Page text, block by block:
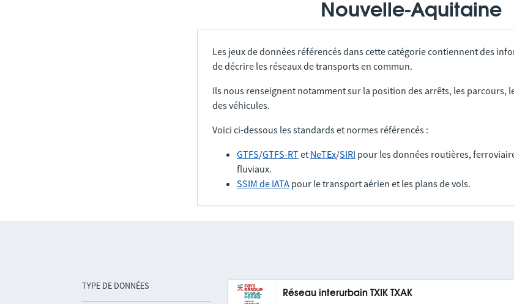
Nouvelle-Aquitaine
Les jeux de données référencés dans cette catégorie contiennent des
de décrire les réseaux de transports en commun.
Ils nous renseignent notamment sur la position des arrêts, les parcours,
des véhicules.
Voici ci-dessous les standards et normes référencés :
GTFS/GTFS-RTet NeTEx/SIRI pour les données routières,
fluviaux.
SSIM de IATA pour le transport aérien et les plans de vols.
TYPE DE DONNÉES
Réseau interurbain TXIK TXAK